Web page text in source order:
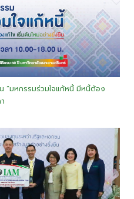
“มหกรรมร่วมใจแก้หนี้ มีหนี้ต้อง